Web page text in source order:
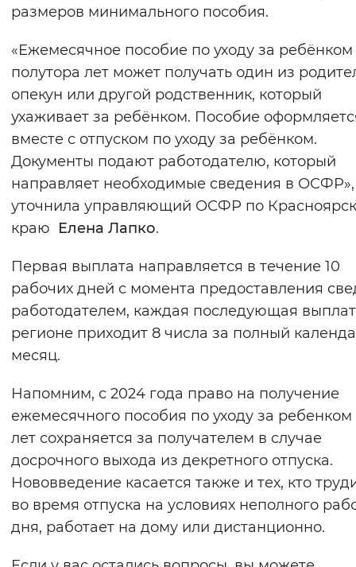
размеров минимального пособия.
«Ежемесячное пособие по уходу за
полутора лет может получать один из
опекун или другой родственник, который
ухаживает за ребёнком. Пособие
вместе с отпуском по уходу за ребёнком.
Документы подают работодателю, который
направляет необходимые сведения в
уточнила управляющий ОСФР по
краю Елена Лапко.
Первая выплата направляется в течение 10
рабочих дней с момента предоставления
работодателем, каждая последующая
регионе приходит 8 числа за полный
месяц.
Напомним, с 2024 года право на получение
ежемесячного пособия по уходу за ребенком
лет сохраняется за получателем в случае
досрочного выхода из декретного отпуска.
Нововведение касается также и тех, кто
во время отпуска на условиях неполного
дня, работает на дому или дистанционно.